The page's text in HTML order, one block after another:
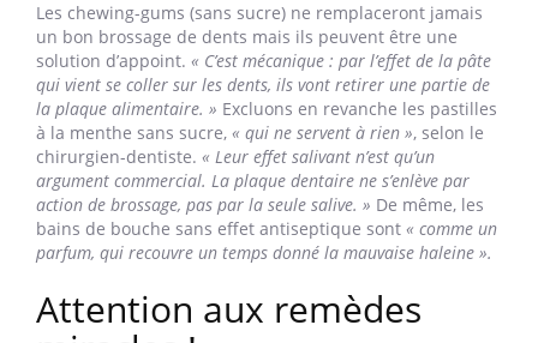
Les chewing-gums (sans sucre) ne remplaceront jamais
un bon brossage de dents mais ils peuvent être une
solution d’appoint. « C’est mécanique : par l’effet de la pâte
qui vient se coller sur les dents, ils vont retirer une partie de
la plaque alimentaire. » Excluons en revanche les pastilles
à la menthe sans sucre, « qui ne servent à rien », selon le
chirurgien-dentiste. « Leur effet salivant n’est qu’un
argument commercial. La plaque dentaire ne s’enlève par
action de brossage, pas par la seule salive. » De même, les
bains de bouche sans effet antiseptique sont « comme un
parfum, qui recouvre un temps donné la mauvaise haleine ».
Attention aux remèdes